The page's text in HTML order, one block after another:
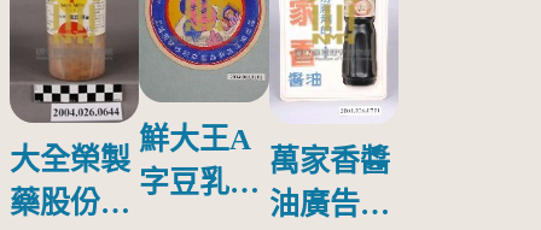
大全榮製
藥股份有
鮮大王A
字豆乳罐
萬家香醬
油廣告塑